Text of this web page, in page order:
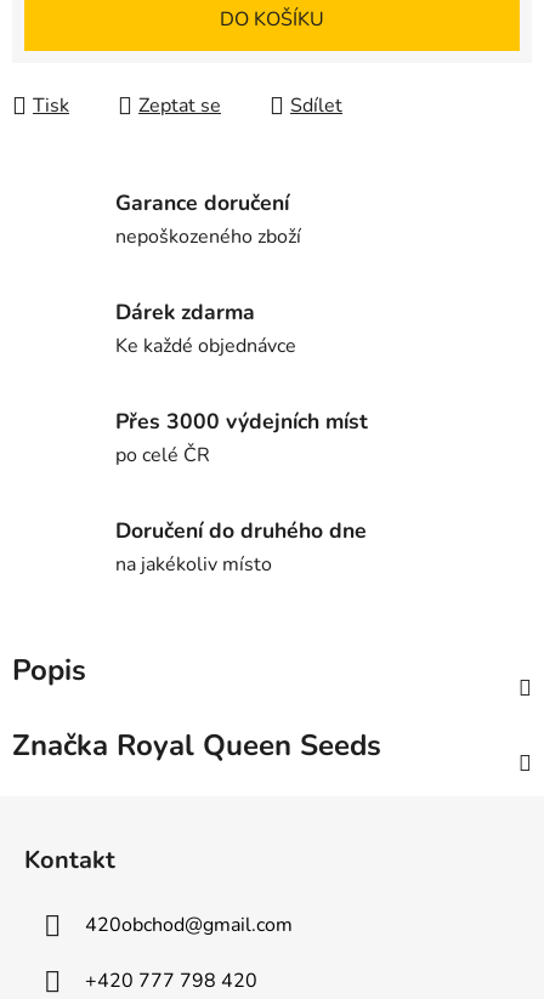
DO KOŠÍKU
Tisk Zeptat se Sdílet
Garance doručení
nepoškozeného zboží
Dárek zdarma
Ke každé objednávce
Přes 3000 výdejních míst
po celé ČR
Doručení do druhého dne
na jakékoliv místo
Popis
Značka Royal Queen Seeds
Kontakt
420obchod@gmail.com
+420 777 798 420